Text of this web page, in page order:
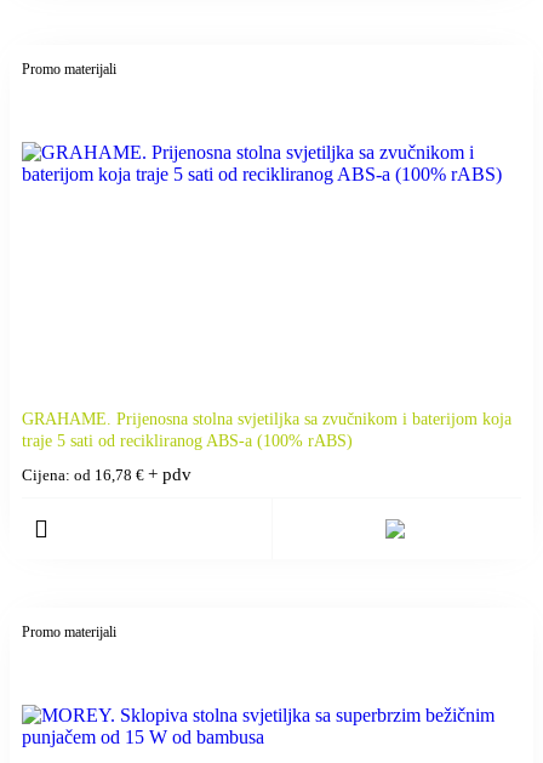
Promo materijali
GRAHAME. Prijenosna stolna svjetiljka sa zvučnikom i baterijom koja
traje 5 sati od recikliranog ABS-a (100% rABS)
Cijena: od 16,78 € + pdv
Promo materijali